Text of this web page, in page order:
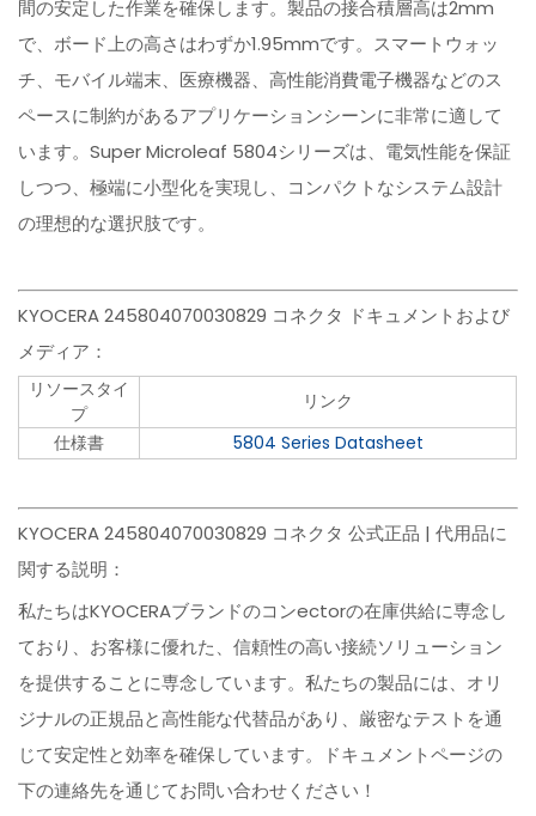
間の安定した作業を確保します。製品の接合積層高は2mm
で、ボード上の高さはわずか1.95mmです。スマートウォッ
チ、モバイル端末、医療機器、高性能消費電子機器などのス
ペースに制約があるアプリケーションシーンに非常に適して
います。Super Microleaf 5804シリーズは、電気性能を保証
しつつ、極端に小型化を実現し、コンパクトなシステム設計
の理想的な選択肢です。
KYOCERA 245804070030829 コネクタ ドキュメントおよび
メディア：
リソースタイ
プ
リンク
仕様書
5804 Series Datasheet
KYOCERA 245804070030829 コネクタ 公式正品 | 代用品に
関する説明：
私たちはKYOCERAブランドのコンectorの在庫供給に専念し
ており、お客様に優れた、信頼性の高い接続ソリューション
を提供することに専念しています。私たちの製品には、オリ
ジナルの正規品と高性能な代替品があり、厳密なテストを通
じて安定性と効率を確保しています。ドキュメントページの
下の連絡先を通じてお問い合わせください！